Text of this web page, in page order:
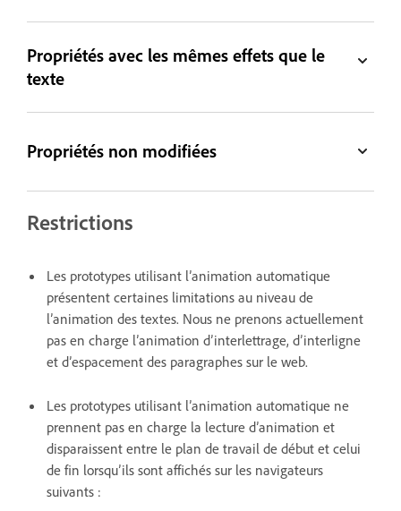
Propriétés avec les mêmes effets que le
texte
Propriétés non modifiées
Restrictions
Les prototypes utilisant l’animation automatique
présentent certaines limitations au niveau de
l’animation des textes. Nous ne prenons actuellement
pas en charge l’animation d’interlettrage, d’interligne
et d’espacement des paragraphes sur le web.
Les prototypes utilisant l’animation automatique ne
prennent pas en charge la lecture d’animation et
disparaissent entre le plan de travail de début et celui
de fin lorsqu’ils sont affichés sur les navigateurs
suivants :